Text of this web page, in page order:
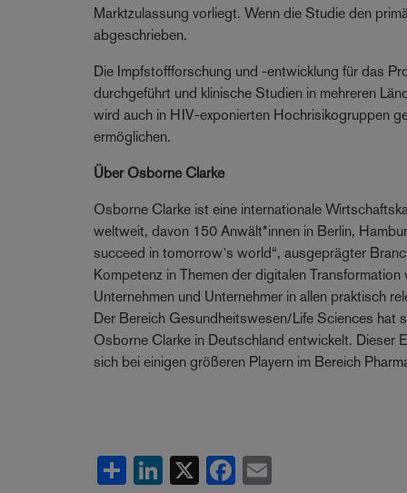
Marktzulassung vorliegt. Wenn die Studie den
abgeschrieben.
Die Impfstoffforschung und -entwicklung für das
durchgeführt und klinische Studien in mehreren
wird auch in HIV-exponierten Hochrisikogruppen
ermöglichen.
Über Osborne Clarke
Osborne Clarke ist eine internationale
weltweit, davon 150 Anwält*innen in Berlin,
succeed in tomorrow`s world“, ausgeprägter
Kompetenz in Themen der digitalen
Unternehmen und Unternehmer in allen praktisch
Der Bereich Gesundheitswesen/Life Sciences hat
Osborne Clarke in Deutschland entwickelt. Dieser
sich bei einigen größeren Playern im Bereich
ShareLinkedIn
X Facebook